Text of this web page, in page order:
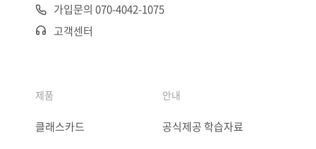
가입문의 070-4042-1075
고객센터
제품
클래스카드
안내
공식제공 학습자료